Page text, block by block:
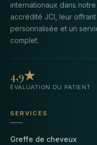
internationaux dans
accrédité JCI, leur
personnalisée et un
complet.
4,9★
ÉVALUATION DU PATIENT
SERVICES
Greffe de cheveux